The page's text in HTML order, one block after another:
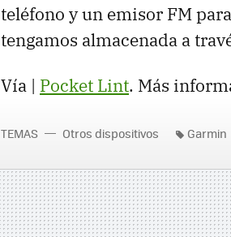
teléfono y un emisor FM
tengamos almacenada a
Vía | Pocket Lint. Más
TEMAS Otros dispositivos Garmin